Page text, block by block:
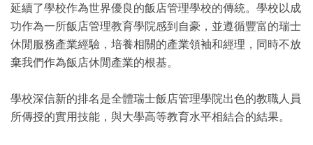
延續了學校作為世界優良的飯店管理學校的傳統。學校以成
功作為一所飯店管理教育學院感到自豪，並遵循豐富的瑞士
休閒服務產業經驗，培養相關的產業領袖和經理，同時不放
棄我們作為飯店休閒產業的根基。
學校深信新的排名是全體瑞士飯店管理學院出色的教職人員
所傳授的實用技能，與大學高等教育水平相結合的結果。